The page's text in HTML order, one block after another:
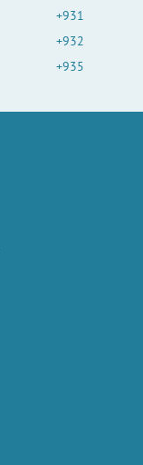
+931
+932
+935